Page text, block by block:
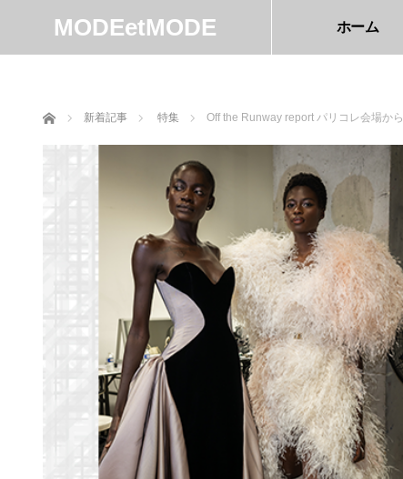
MODEetMODE ホーム
ホーム 新着記事 特集 Off the Runway report パリコレ会場か